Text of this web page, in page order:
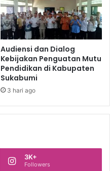
Audiensi dan Dialog
Kebijakan Penguatan Mutu
Pendidikan di Kabupaten
Sukabumi
3 hari ago
3K+
Followers